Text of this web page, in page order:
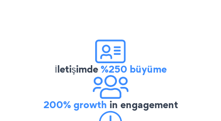
İletişimde%250 büyüme
200% growth in engagement